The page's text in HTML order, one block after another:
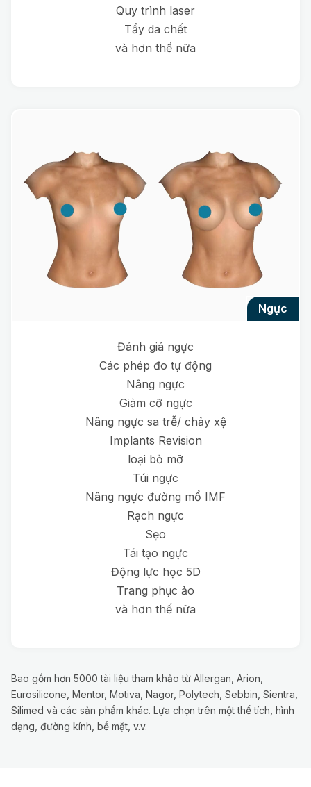
Quy trình laser
Tẩy da chết
và hơn thế nữa
ngực
Đánh giá ngực
Các phép đo tự động
Nâng ngực
Giảm cỡ ngực
Nâng ngực sa trễ/ chảy xệ
Implants Revision
loại bỏ mỡ
Túi ngực
Nâng ngực đường mổ IMF
Rạch ngực
Sẹo
Tái tạo ngực
Động lực học 5D
Trang phục ảo
và hơn thế nữa
Bao gồm hơn 5000 tài liệu tham khảo từ Allergan, Arion,
Eurosilicone, Mentor, Motiva, Nagor, Polytech, Sebbin, Sientra,
Silimed và các sản phẩm khác. Lựa chọn trên một thể tích, hình
dạng, đường kính, bề mặt, v.v.